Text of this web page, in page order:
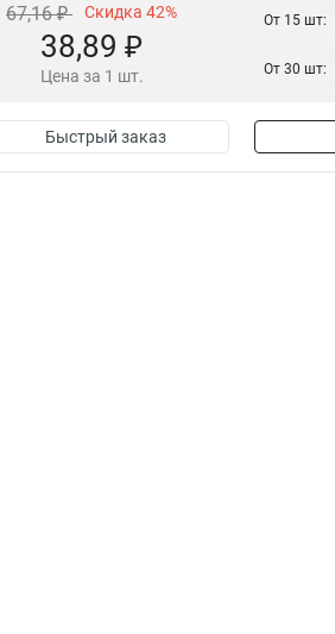
67,16 ₽ Скидка 42%
38,89 ₽
Цена за 1 шт.
От 15 шт:
От 30 шт:
Быстрый заказ